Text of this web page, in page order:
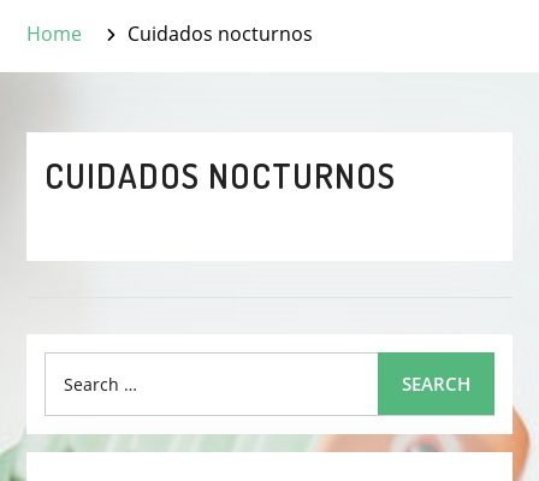
Home Cuidados nocturnos
CUIDADOS NOCTURNOS
for:
SEARCH